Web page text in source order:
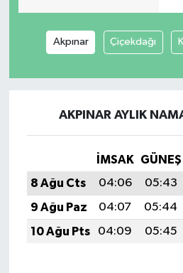
Akpınar Çiçekdağı
AKPINAR AYLIK
İMSAK GÜNEŞ
8 Ağu Cts
04:06 05:43
9 Ağu Paz
04:07 05:44
10 Ağu Pts
04:09 05:45